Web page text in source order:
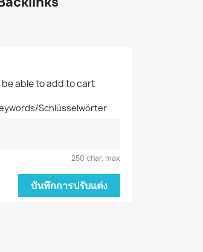
able to add to cart
Schlüsselwörter
250 char. max
บันทึกการปรับแต่ง